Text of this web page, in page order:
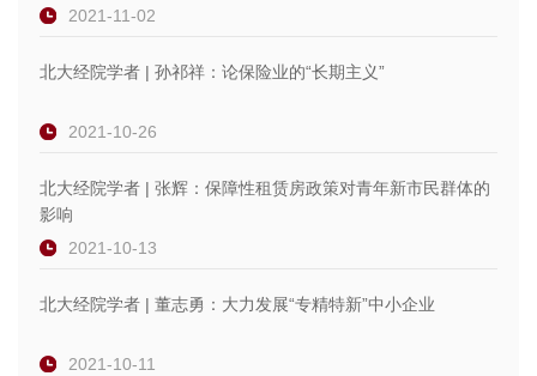
2021-11-02
北大经院学者 | 孙祁祥：论保险业的“长期主义”
2021-10-26
北大经院学者 | 张辉：保障性租赁房政策对青年新市民群体的
影响
2021-10-13
北大经院学者 | 董志勇：大力发展“专精特新”中小企业
2021-10-11